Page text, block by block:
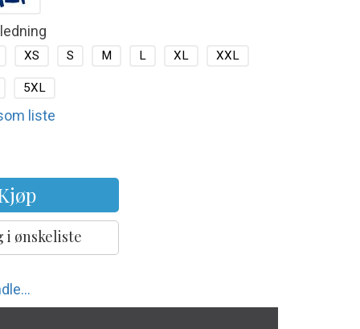
XS S M L XL XXL
5XL
liste
i ønskeliste